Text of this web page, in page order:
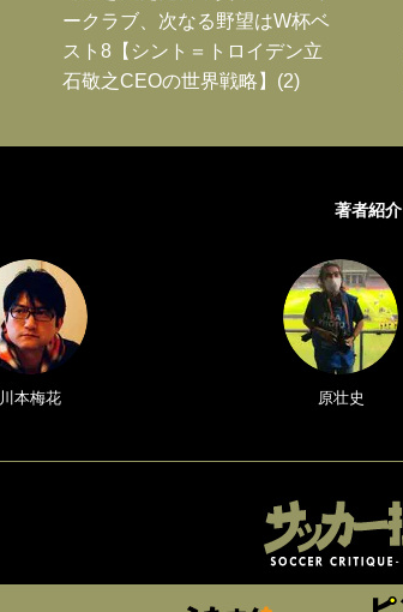
ークラブ、次なる野望はW杯ベ
スト8【シント＝トロイデン立
石敬之CEOの世界戦略】(2)
著者紹介
川本梅花 原壮史